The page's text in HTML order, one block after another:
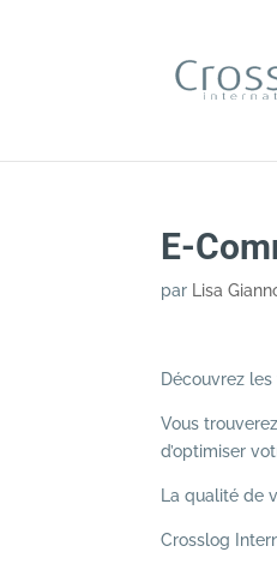
E-
par Lisa
Découvrez
Vous
d’optimiser
La qualité de
Crosslog